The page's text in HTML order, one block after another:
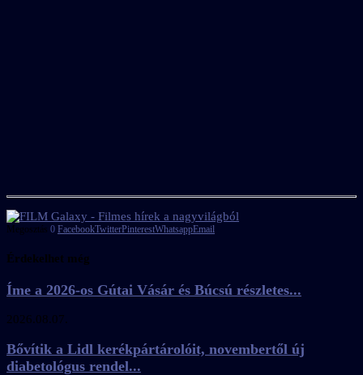
Megosztás 0 FacebookTwitterPinterestWhatsappEmail
Érdekelhet még
Íme a 2026-os Gútai Vásár és Búcsú részletes...
2026.08.07.
Bővítik a Lidl kerékpártárolóit, novembertől új
diabetológus rendel...